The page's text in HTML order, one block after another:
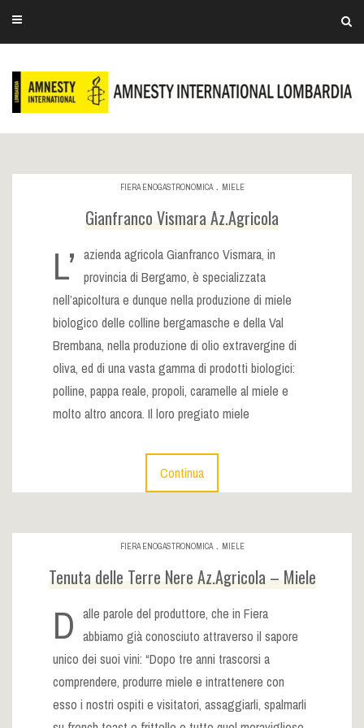
FIERA ENOGASTRONOMICA. MIELE
Gianfranco Vismara Az.Agricola
L’ azienda agricola Gianfranco Vismara, in
provincia di Bergamo, è specializzata
nell’apicoltura e dunque nella produzione di miele
biologico delle colline bergamasche e della Val
Brembana, nella produzione di olio extravergine di
oliva, ed di una vasta gamma di prodotti biologici:
polline, pappa reale, propoli, caramelle al miele e
molto altro ancora. Il loro pregiato miele
Continua
FIERA ENOGASTRONOMICA. MIELE
Tenuta delle Terre Nere Az.Agricola – Miele
D alle parole del produttore, che in Fiera
abbiamo già conosciuto attraverso il sapore
unico dei suoi vini: “Dopo tre anni trascorsi a
comprendere, produrre miele e intrattenere con
esso i nostri ospiti e visitatori, assaggiarli, spalmarli